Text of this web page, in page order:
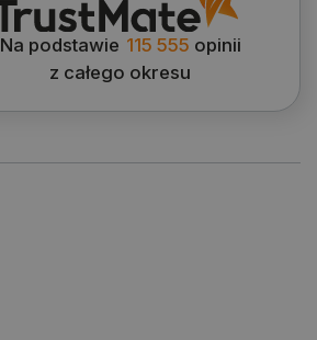
Na podstawie 115 555 opinii
z całego okresu
PHP.net
botland.com.pl